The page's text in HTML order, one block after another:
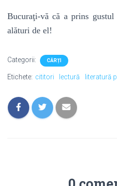
Bucuraţi-vă că a prins
alături de el!
Categorii: CĂRȚI
Etichete: cititori lectură literatură